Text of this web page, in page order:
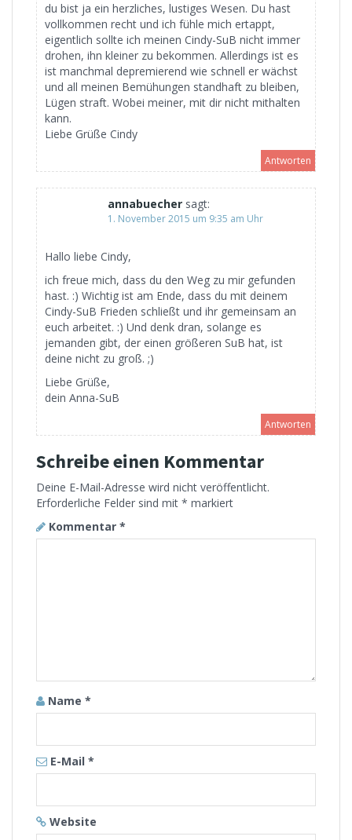
du bist ja ein herzliches, lustiges Wesen. Du hast
vollkommen recht und ich fühle mich ertappt,
eigentlich sollte ich meinen Cindy-SuB nicht immer
drohen, ihn kleiner zu bekommen. Allerdings ist es
ist manchmal depremierend wie schnell er wächst
und all meinen Bemühungen standhaft zu bleiben,
Lügen straft. Wobei meiner, mit dir nicht mithalten
kann.
Liebe Grüße Cindy
Antworten
annabuecher sagt:
1. November 2015 um 9:35 am Uhr
Hallo liebe Cindy,
ich freue mich, dass du den Weg zu mir gefunden
hast. :) Wichtig ist am Ende, dass du mit deinem
Cindy-SuB Frieden schließt und ihr gemeinsam an
euch arbeitet. :) Und denk dran, solange es
jemanden gibt, der einen größeren SuB hat, ist
deine nicht zu groß. ;)
Liebe Grüße,
dein Anna-SuB
Antworten
Schreibe einen Kommentar
Deine E-Mail-Adresse wird nicht veröffentlicht.
Erforderliche Felder sind mit * markiert
Kommentar *
Name *
E-Mail *
Website